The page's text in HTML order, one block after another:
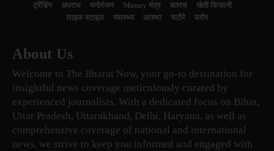
ट्रेंडिंग
अपराध मनोरंजन Money मंत्र बतरस
खेती किसानी
लाइफ स्टाइल
स्वास्थ्य आस्था चटोरे ब्लॉग
About Us
Welcome to The Bharat Now, your go-to destination for
insightful news coverage meticulously curated by
experienced journalists. With a dedicated focus on Bihar,
Uttar Pradesh, Uttarakhand, Delhi, Haryana, as well as
comprehensive coverage of national and international
news, we strive to keep you informed and engaged with